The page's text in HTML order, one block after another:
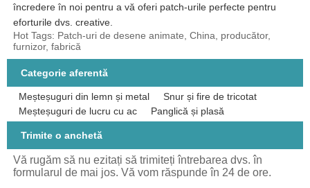
încredere în noi pentru a vă oferi patch-urile perfecte pentru
eforturile dvs. creative.
Hot Tags: Patch-uri de desene animate, China, producător,
furnizor, fabrică
Categorie aferentă
Meșteșuguri din lemn și metal
Snur și fire de tricotat
Meșteșuguri de lucru cu ac
Panglică și plasă
Trimite o anchetă
Vă rugăm să nu ezitați să trimiteți întrebarea dvs. în
formularul de mai jos. Vă vom răspunde în 24 de ore.